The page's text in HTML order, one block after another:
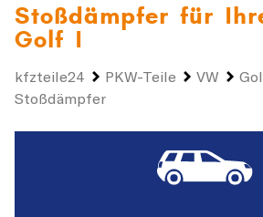
Stoßdämpfer für
Golf I
kfzteile24 PKW-Teile VW
Stoßdämpfer